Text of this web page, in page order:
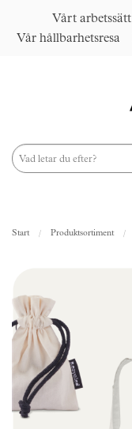
Vårt arbetssätt
Vår hållbarhetsresa
Start Produktsortiment